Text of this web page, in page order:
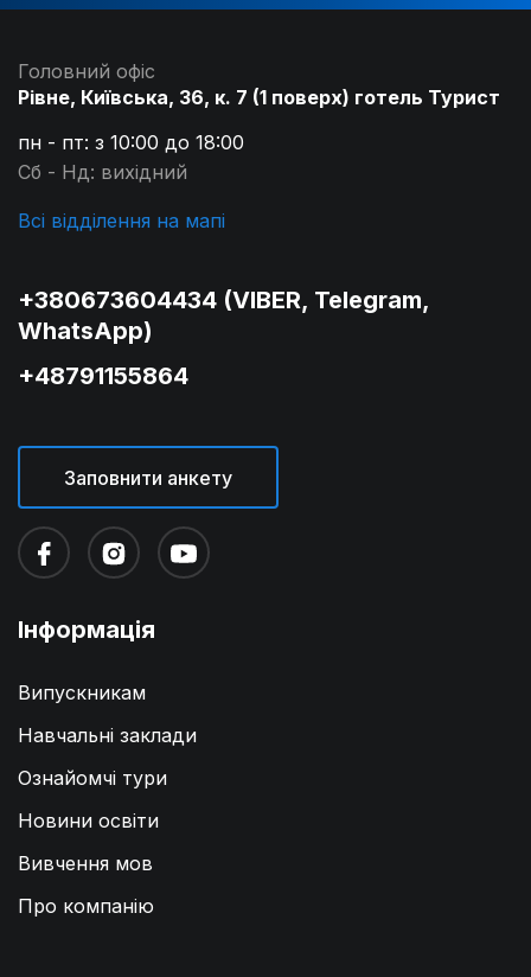
Інформація
Випускникам
Навчальні заклади
Ознайомчі тури
Новини освіти
Вивчення мов
Про компанію
Головний офіс
Рівне, Київська, 36, к. 7 (1 поверх) готель Турист
пн - пт: з 10:00 до 18:00
Сб - Нд: вихідний
Всі відділення на мапі
+380673604434 (VIBER, Telegram,
WhatsApp)
+48791155864
Заповнити анкету